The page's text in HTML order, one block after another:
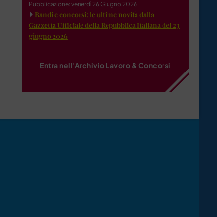
Pubblicazione: venerdì 26 Giugno 2026
Bandi e concorsi: le ultime novità dalla
Gazzetta Ufficiale della Repubblica Italiana del 23
giugno 2026
Entra nell'Archivio Lavoro & Concorsi